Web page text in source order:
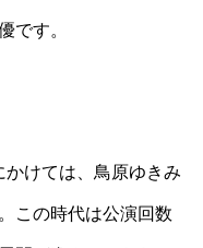
です。
けては、鳥原ゆきみ
この時代は公演回数